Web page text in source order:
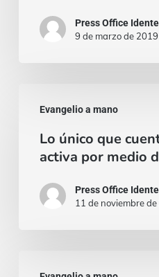
Press Office
9 de marzo de 2019
Evangelio a mano
único
cuenta
Lo único que
activa por medio
Press Office
11 de noviembre